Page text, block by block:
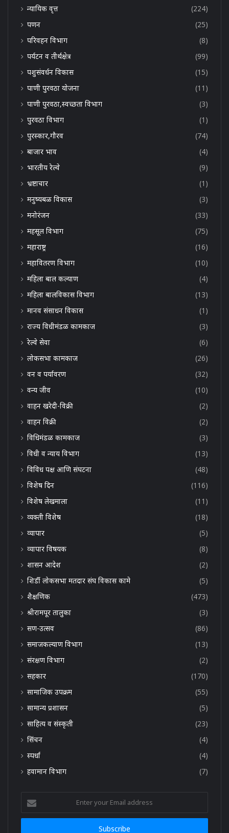
न्यायिक वृत्त
(224)
पणन
(25)
परिवहन विभाग
(8)
पर्यटन व तीर्थक्षेत्र
(99)
पशुसंवर्धन विकास
(15)
पाणी पुरवठा योजना
(11)
पाणी पुरवठा,स्वच्छता विभाग
(3)
पुरवठा विभाग
(1)
पुरस्कार,गौरव
(74)
बाजार भाव
(4)
भारतीय रेल्वे
(9)
भ्रष्टाचार
(1)
मनुष्यबळ विकास
(3)
मनोरंजन
(33)
महसूल विभाग
(75)
महाराष्ट्र
(16)
महावितरण विभाग
(10)
महिला बाल कल्याण
(4)
महिला बालविकास विभाग
(13)
मानव संसाधन विकास
(1)
राज्य विधीमंडळ कामकाज
(3)
रेल्वे सेवा
(6)
लोकसभा कामकाज
(26)
वन व पर्यावरण
(32)
वन्य जीव
(10)
वाहन खरेदी-विक्री
(2)
वाहन विक्री
(2)
विधिमंडळ कामकाज
(3)
विधी व न्याय विभाग
(13)
विविध पक्ष आणि संघटना
(48)
विशेष दिन
(116)
विशेष लेखमाला
(11)
व्यक्ती विशेष
(18)
व्यापार
(5)
व्यापार विषयक
(8)
शासन आदेश
(2)
शिर्डी लोकसभा मतदार संघ विकास कामे
(5)
शैक्षणिक
(473)
श्रीरामपूर तालुका
(3)
सण-उत्सव
(86)
समाजकल्याण विभाग
(13)
संरक्षण विभाग
(2)
सहकार
(170)
सामाजिक उपक्रम
(55)
सामान्य प्रशासन
(5)
साहित्य व संस्कृती
(23)
सिंचन
(4)
स्पर्धा
(4)
हवामान विभाग
(7)
your
Email